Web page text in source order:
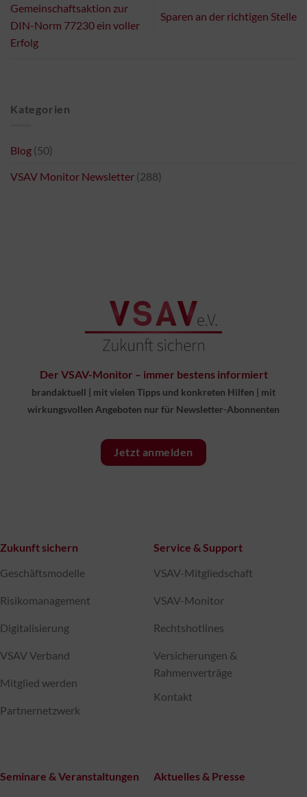
Gemeinschaftsaktion zur
DIN-Norm 77230 ein voller
Erfolg
Sparen an der richtigen Stelle
Kategorien
Blog (50)
VSAV Monitor Newsletter (288)
Der VSAV-Monitor – immer bestens informiert
brandaktuell | mit vielen Tipps und konkreten Hilfen | mit
wirkungsvollen Angeboten nur für Newsletter-Abonnenten
Jetzt anmelden
Zukunft sichern
Geschäftsmodelle
Risikomanagement
Digitalisierung
VSAV Verband
Mitglied werden
Partnernetzwerk
Service & Support
VSAV-Mitgliedschaft
VSAV-Monitor
Rechtshotlines
Versicherungen &
Rahmenverträge
Kontakt
Seminare & Veranstaltungen
Aktuelles & Presse